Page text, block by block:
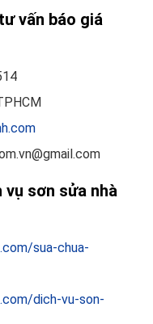
vấn báo giá
vụ sơn sửa nhà
sua-chua-
dich-vu-son-